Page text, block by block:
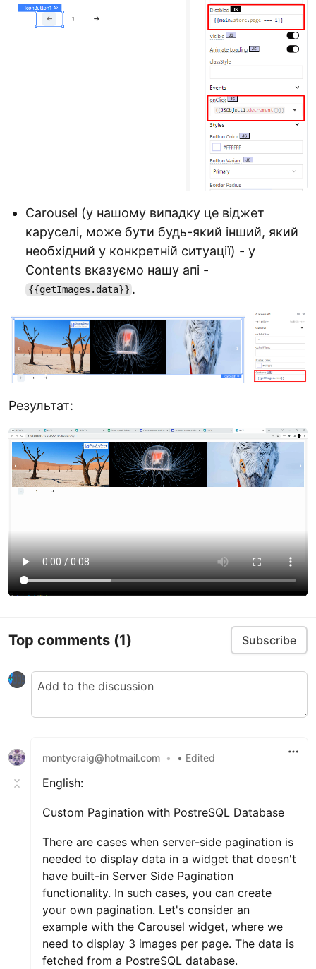
Carousel (у нашому випадку це віджет
каруселі, може бути будь-який інший, який
необхідний у конкретній ситуації) - у
Contents вказуємо нашу апі -
{{getImages.data}} .
Результат:
Top comments (1) Subscribe
montycraig@hotmail.com • • Edited
English:
Custom Pagination with PostreSQL Database
There are cases when server-side pagination is
needed to display data in a widget that doesn't
have built-in Server Side Pagination
functionality. In such cases, you can create
your own pagination. Let's consider an
example with the Carousel widget, where we
need to display 3 images per page. The data is
fetched from a PostreSQL database.